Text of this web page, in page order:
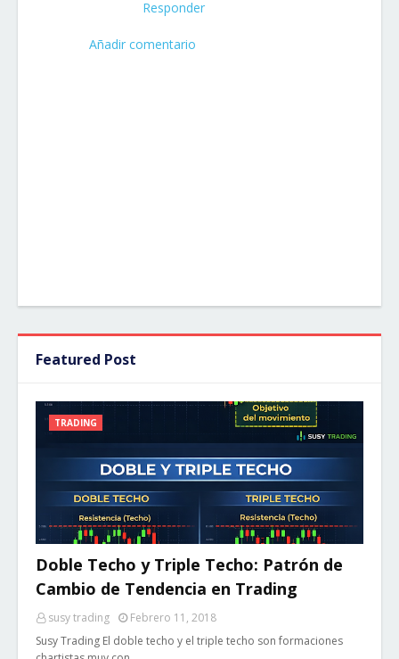
Responder
Añadir comentario
Featured Post
TRADING
Doble Techo y Triple Techo: Patrón de
Cambio de Tendencia en Trading
susy trading
Febrero 11, 2018
Susy Trading El doble techo y el triple techo son formaciones